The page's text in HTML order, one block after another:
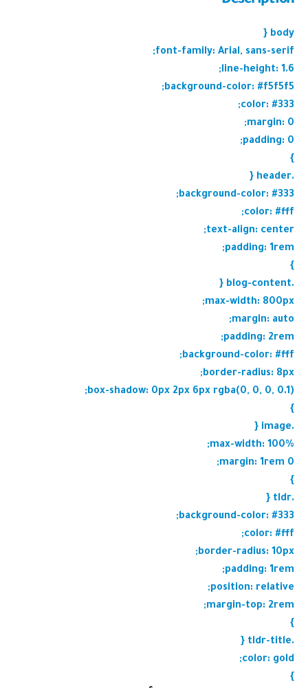
body {
font-family: Arial, sans-serif;
line-height: 1.6;
background-color: #f5f5f5;
color: #333;
margin: 0;
padding: 0;
}
.header {
background-color: #333;
color: #fff;
text-align: center;
padding: 1rem;
}
.blog-content {
max-width: 800px;
margin: auto;
padding: 2rem;
background-color: #fff;
border-radius: 8px;
box-shadow: 0px 2px 6px rgba(0, 0, 0, 0.1);
}
.image {
max-width: 100%;
margin: 1rem 0;
}
.tldr {
background-color: #333;
color: #fff;
border-radius: 10px;
padding: 1rem;
position: relative;
margin-top: 2rem;
}
.tldr-title {
color: gold;
}